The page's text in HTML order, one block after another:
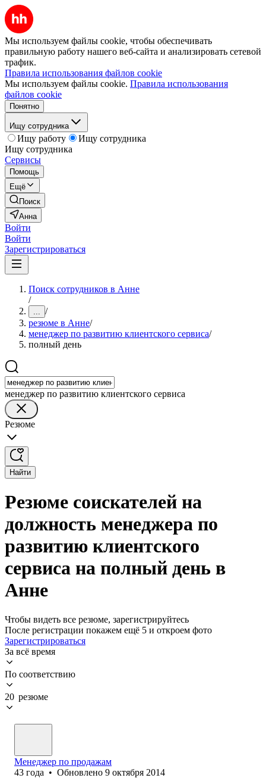
Мы используем файлы cookie, чтобы обеспечивать
правильную работу нашего веб-сайта и анализировать сетевой
трафик.
Правила использования файлов cookie
Мы используем файлы cookie. Правила использования
файлов cookie
Понятно
Ищу сотрудника
Ищу работу
Ищу сотрудника
Ищу сотрудника
Сервисы
Помощь
Ещё
Поиск
Анна
Войти
Войти
Зарегистрироваться
Поиск сотрудников в Анне
/
... /
резюме в Анне/
менеджер по развитию клиентского сервиса/
полный день
менеджер по развитию клиентского сервиса
Резюме
Найти
Резюме соискателей на
должность менеджера по
развитию клиентского
сервиса на полный день в
Анне
Чтобы видеть все резюме, зарегистрируйтесь
После регистрации покажем ещё 5 и откроем фото
Зарегистрироваться
За всё время
По соответствию
20 резюме
Менеджер по продажам
43 года • Обновлено 9 октября 2014